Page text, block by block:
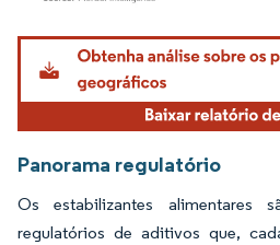
Imagem © Mordor Intelligence. O reuso
Panorama regulatório
Os estabilizantes alimentares
regulatórios de aditivos que,